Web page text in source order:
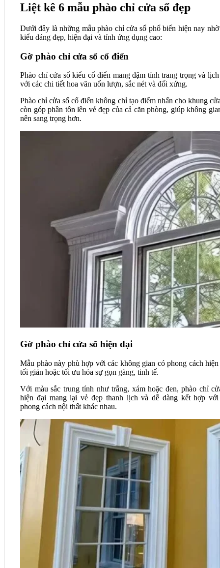
Liệt kê 6 mẫu phào chỉ cửa sổ đẹp
Dưới đây là những mẫu phào chỉ cửa sổ phổ biến hiện nay
kiểu dáng đẹp, hiện đại và tính ứng dụng cao:
Gờ phào chỉ cửa sổ cổ điển
Phào chỉ cửa sổ kiểu cổ điển mang đậm tính trang trọng và
với các chi tiết hoa văn uốn lượn, sắc nét và đối xứng.
Phào chỉ cửa sổ cổ điển không chỉ tạo điểm nhấn cho khung
còn góp phần tôn lên vẻ đẹp của cả căn phòng, giúp không
nên sang trọng hơn.
Gờ phào chỉ cửa sổ hiện đại
Mẫu phào này phù hợp với các không gian có phong cách
tối giản hoặc tối ưu hóa sự gọn gàng, tinh tế.
Với màu sắc trung tính như trắng, xám hoặc đen, phào chỉ
hiện đại mang lại vẻ đẹp thanh lịch và dễ dàng kết hợp với
phong cách nội thất khác nhau.